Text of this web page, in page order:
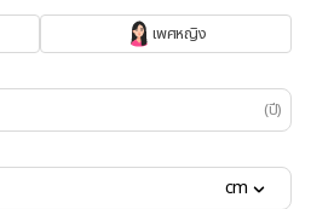
เพศหญิง
(ปี)
cm